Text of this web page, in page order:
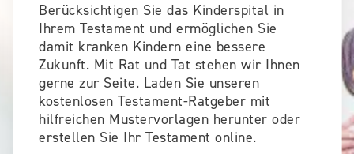
Berücksichtigen Sie das Kinderspital in
Ihrem Testament und ermöglichen Sie
damit kranken Kindern eine bessere
Zukunft. Mit Rat und Tat stehen wir Ihnen
gerne zur Seite. Laden Sie unseren
kostenlosen Testament-Ratgeber mit
hilfreichen Mustervorlagen herunter oder
erstellen Sie Ihr Testament online.